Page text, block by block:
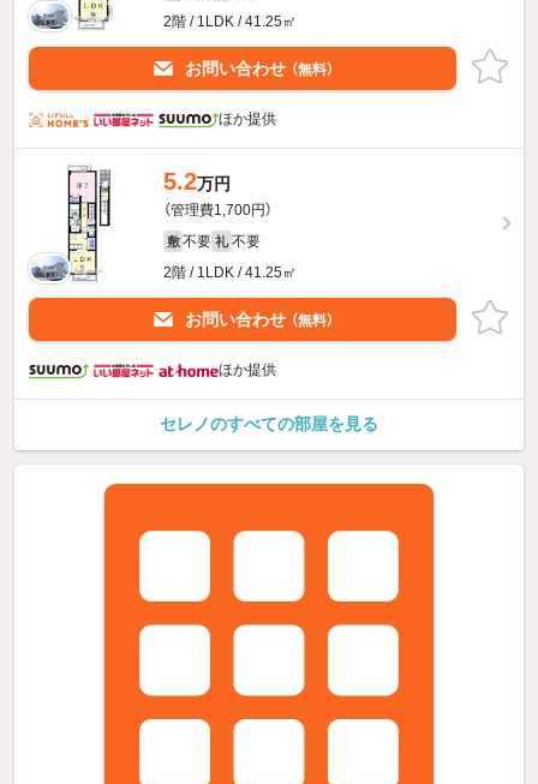
2階 / 1LDK / 41.25㎡
お問い合わせ （無料）
ほか提供
5.2万円
（管理費1,700円）
敷 不要 礼 不要
2階 / 1LDK / 41.25㎡
お問い合わせ （無料）
ほか提供
セレノのすべての部屋を見る